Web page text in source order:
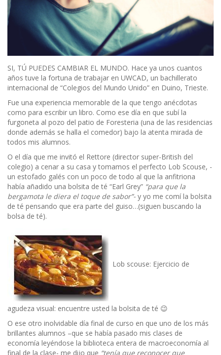
SI, TÚ PUEDES CAMBIAR EL MUNDO. Hace ya unos cuantos
años tuve la fortuna de trabajar en UWCAD, un bachillerato
internacional de “Colegios del Mundo Unido” en Duino, Trieste.
Fue una experiencia memorable de la que tengo anécdotas
como para escribir un libro. Como ese día en que subí la
furgoneta al pozo del patio de Foresteria (una de las residencias
donde además se halla el comedor) bajo la atenta mirada de
todos mis alumnos.
O el día que me invitó el Rettore (director super-British del
colegio) a cenar a su casa y tomamos el perfecto Lob Scouse, -
un estofado galés con un poco de todo al que la anfitriona
había añadido una bolsita de té “Earl Grey” “para que la
bergamota le diera el toque de sabor”- y yo me comí la bolsita
de té pensando que era parte del guiso…(siguen buscando la
bolsa de té).
Lob scouse: Ejercicio de
agudeza visual: encuentre usted la bolsita de té 😉
O ese otro inolvidable día final de curso en que uno de los más
brillantes alumnos –que se había pasado mis clases de
economía leyéndose la biblioteca entera de macroeconomía al
final de la clase- me dijo que “tenía que reconocer que